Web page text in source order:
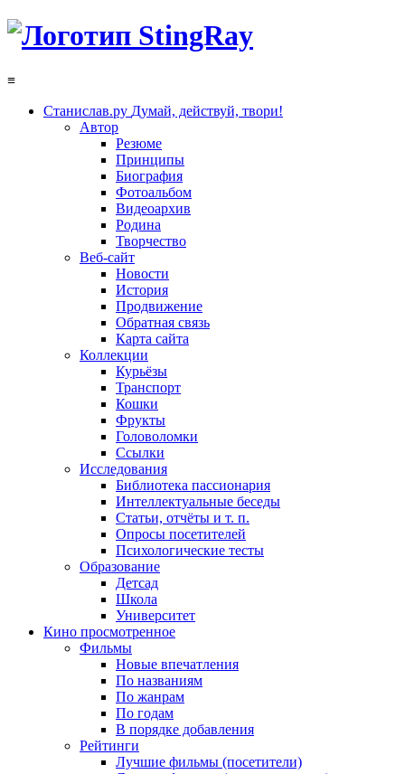
≡
Станислав.ру Думай, действуй, твори!
Автор
Резюме
Принципы
Биография
Фотоальбом
Видеоархив
Родина
Творчество
Веб-сайт
Новости
История
Продвижение
Обратная связь
Карта сайта
Коллекции
Курьёзы
Транспорт
Кошки
Фрукты
Головоломки
Ссылки
Исследования
Библиотека пассионария
Интеллектуальные беседы
Статьи, отчёты и т. п.
Опросы посетителей
Психологические тесты
Образование
Детсад
Школа
Университет
Кино просмотренное
Фильмы
Новые впечатления
По названиям
По жанрам
По годам
В порядке добавления
Рейтинги
Лучшие фильмы (посетители)